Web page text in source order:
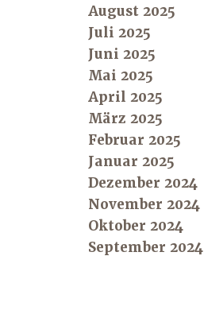
August 2025
Juli 2025
Juni 2025
Mai 2025
April 2025
März 2025
Februar 2025
Januar 2025
Dezember 2024
November 2024
Oktober 2024
September 2024